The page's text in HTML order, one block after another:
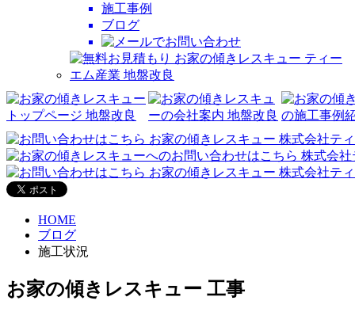
施工事例
ブログ
HOME
ブログ
施工状況
お家の傾きレスキュー 工事